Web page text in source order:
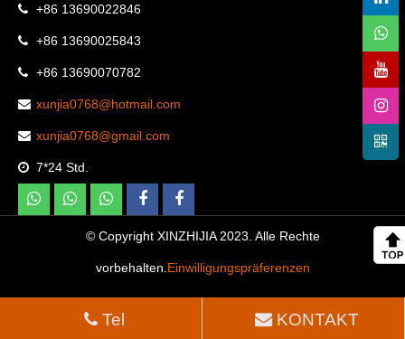
+86 13690022846
+86 13690025843
+86 13690070782
xunjia0768@hotmail.com
xunjia0768@gmail.com
7*24 Std.
© Copyright XINZHIJIA 2023. Alle Rechte
vorbehalten. Einwilligungspräferenzen
Tel KONTAKT